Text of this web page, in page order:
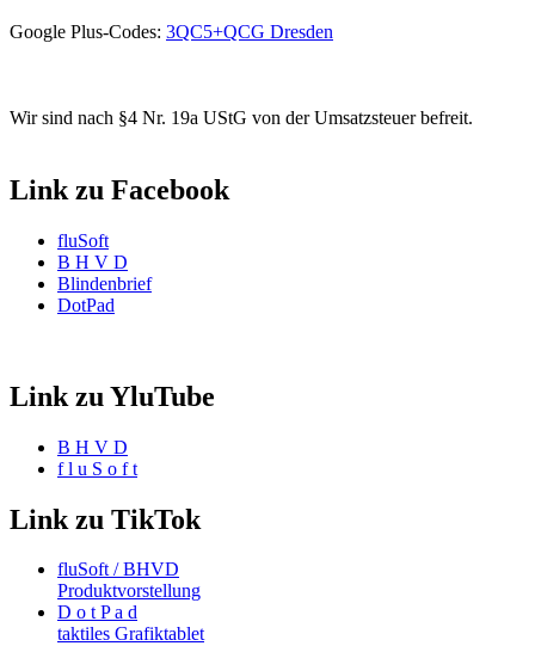
Google Plus-Codes: 3QC5+QCG Dresden
Wir sind nach §4 Nr. 19a UStG von der Umsatzsteuer befreit.
Link zu Facebook
fluSoft
B H V D
Blindenbrief
DotPad
Link zu YluTube
B H V D
f l u S o f t
Link zu TikTok
fluSoft / BHVD
Produktvorstellung
D o t P a d
taktiles Grafiktablet